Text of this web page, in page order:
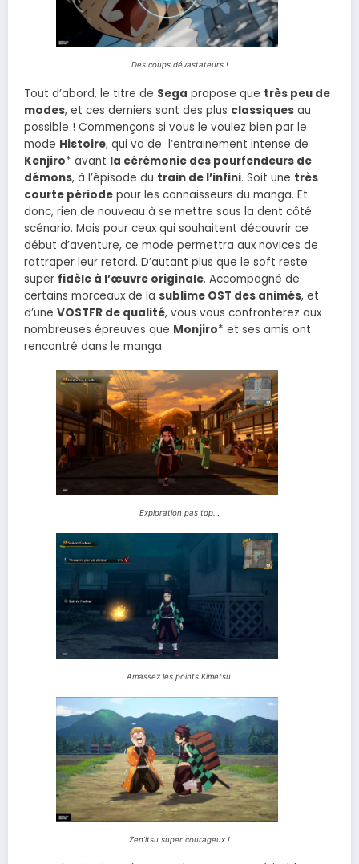
Des coups dévastateurs !
Tout d’abord, le titre de Sega propose que très peu de
modes, et ces derniers sont des plus classiques au
possible ! Commençons si vous le voulez bien par le
mode Histoire, qui va de l’entrainement intense de
Kenjiro* avant la cérémonie des pourfendeurs de
démons, à l’épisode du train de l’infini. Soit une très
courte période pour les connaisseurs du manga. Et
donc, rien de nouveau à se mettre sous la dent côté
scénario. Mais pour ceux qui souhaitent découvrir ce
début d’aventure, ce mode permettra aux novices de
rattraper leur retard. D’autant plus que le soft reste
super fidèle à l’œuvre originale. Accompagné de
certains morceaux de la sublime OST des animés, et
d’une VOSTFR de qualité, vous vous confronterez aux
nombreuses épreuves que Monjiro* et ses amis ont
rencontré dans le manga.
Exploration pas top…
Amassez les points Kimetsu.
Zen’itsu super courageux !